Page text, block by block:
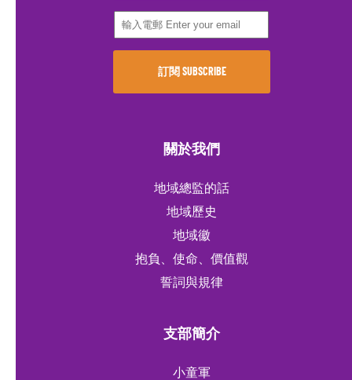
關於我們
地域總監的話
地域歷史
地域徽
抱負、使命、價值觀
誓詞與規律
支部簡介
小童軍